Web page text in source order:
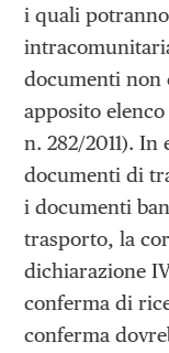
i quali potranno
documenti
apposito
n. 282/2011). In
documenti di
i documenti
trasporto, la
dichiarazione
conferma di
conferma